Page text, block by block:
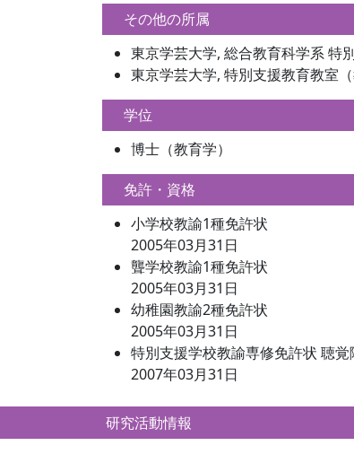
その他の所属
東京学芸大学, 総合教育科学系 特
東京学芸大学, 特別支援教育教室
学位
博士（教育学）
免許・資格
小学校教諭1種免許状
2005年03月31日
聾学校教諭1種免許状
2005年03月31日
幼稚園教諭2種免許状
2005年03月31日
特別支援学校教諭専修免許状 聴
2007年03月31日
研究活動情報